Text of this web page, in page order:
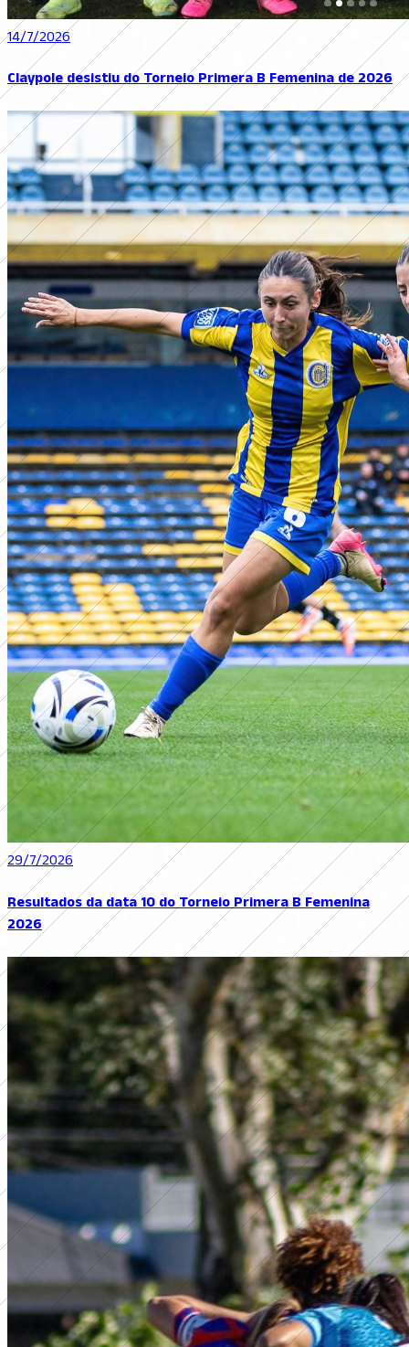
14/7/2026
Claypole desistiu do Torneio Primera B Femenina de 2026
29/7/2026
Resultados da data 10 do Torneio Primera B Femenina
2026